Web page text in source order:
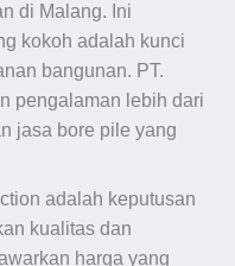
di Malang. Ini
kokoh adalah kunci
bangunan. PT.
pengalaman lebih dari
jasa bore pile yang
adalah keputusan
kualitas dan
harga yang